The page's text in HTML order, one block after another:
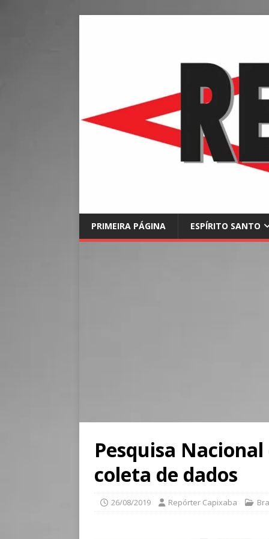
PRIMEIRA PÁGINA ESPÍRITO SANTO
Pesquisa Nacional
coleta de dados
26/08/2019 Repórter Capixaba